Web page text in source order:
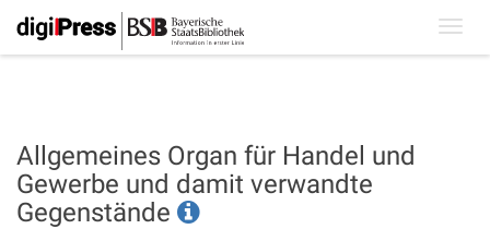
Allgemeines Organ für Handel und
Gewerbe und damit verwandte
Gegenstände